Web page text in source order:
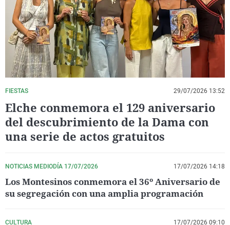
La rosa de los vientos
Gente viajera
Como el perro y el
Caso
Retornados
Equipo de
Operación Viuda
Extremadura
Galicia
La Rioja
Navarra
País Vasco
Virales
Televisión
Elecciones
FIESTAS 29/07/2026 13:52
Elche conmemora el 129 aniversario
del descubrimiento de la Dama con
una serie de actos gratuitos
NOTICIAS MEDIODÍA 17/07/2026 17/07/2026 14:18
Los Montesinos conmemora el 36º Aniversario de
su segregación con una amplia programación
CULTURA 17/07/2026 09:10